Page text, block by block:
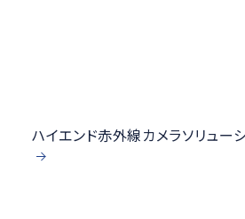
ハイエンド赤外線カメラソリュー